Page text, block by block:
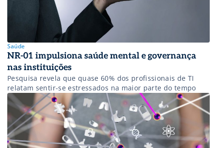
Saúde
NR-01 impulsiona saúde mental e governança
nas instituições
Pesquisa revela que quase 60% dos profissionais de TI
relatam sentir-se estressados na maior parte do tempo